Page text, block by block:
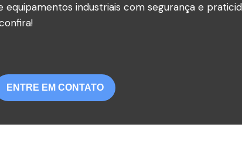
industriais com segurança e
ENTRE EM CONTATO